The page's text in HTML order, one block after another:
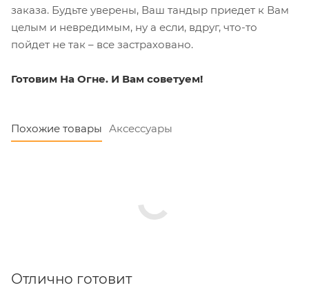
заказа. Будьте уверены, Ваш тандыр приедет к Вам
целым и невредимым, ну а если, вдруг, что-то
пойдет не так – все застраховано.
Готовим На Огне. И Вам советуем!
Похожие товары Аксессуары
Отлично готовит